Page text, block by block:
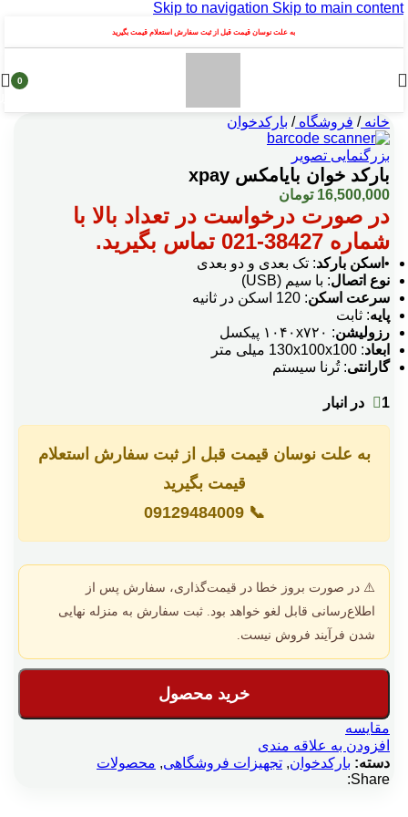
Skip to navigation Skip to main content
به علت نوسان قیمت قبل از ثبت سفارش استعلام قیمت بگیرید
0
خانه/ فروشگاه/ بارکدخوان
بزرگنمایی تصویر
بارکد خوان بایامکس xpay
16,500,000 تومان
در صورت درخواست در تعداد بالا با
شماره 38427-021 تماس بگیرید.
• اسکن بارکد: تک بعدی و دو بعدی
نوع اتصال: با سیم (USB)
سرعت اسکن: 120 اسکن در ثانیه
پایه: ثابت
رزولیشن: ۱۰۴۰x۷۲۰ پیکسل
ابعاد: 130x100x100 میلی متر
گارانتی: تُرنا سیستم
1 در انبار
به علت نوسان قیمت قبل از ثبت سفارش استعلام
قیمت بگیرید
📞
09129484009
⚠️ در صورت بروز خطا در قیمت‌گذاری، سفارش پس از
اطلاع‌رسانی قابل لغو خواهد بود. ثبت سفارش به منزله نهایی
شدن فرآیند فروش نیست.
خرید محصول
مقایسه
افزودن به علاقه مندی
دسته: بارکدخوان, تجهیزات فروشگاهی, محصولات
Share: